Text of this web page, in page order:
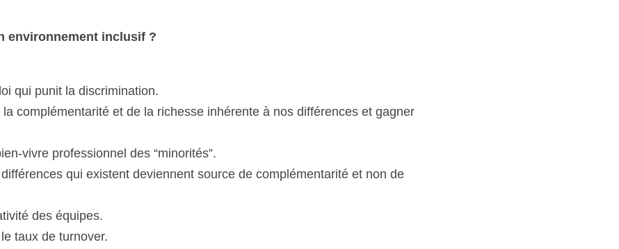
environnement inclusif ?
qui punit la discrimination.
complémentarité et de la richesse inhérente à nos différences et gagner
vivre professionnel des “minorités”.
qui existent deviennent source de complémentarité et non de
des équipes.
taux de turnover.